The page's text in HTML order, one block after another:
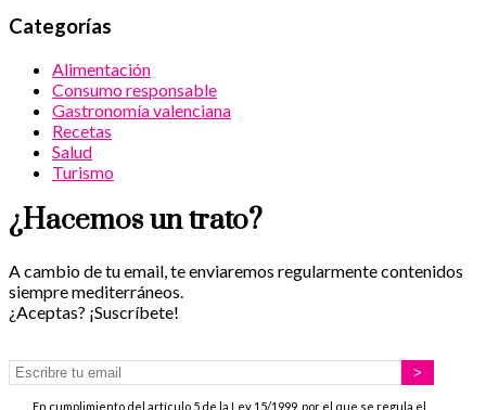
Categorías
Alimentación
Consumo responsable
Gastronomía valenciana
Recetas
Salud
Turismo
¿Hacemos un trato?
A cambio de tu email, te enviaremos regularmente contenidos
siempre mediterráneos.
¿Aceptas? ¡Suscríbete!
En cumplimiento del artículo 5 de la Ley 15/1999, por el que se regula el